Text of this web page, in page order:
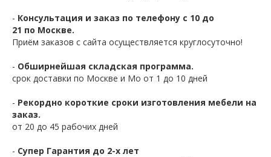
- Консультация и заказ по телефону с 10 до
21 по Москве.
Приём заказов с сайта осуществляется круглосуточно!
- Обширнейшая складская программа.
срок доставки по Москве и Мо от 1 до 10 дней
- Рекордно короткие сроки изготовления мебели на
заказ.
от 20 до 45 рабочих дней
- Супер Гарантия до 2-х лет